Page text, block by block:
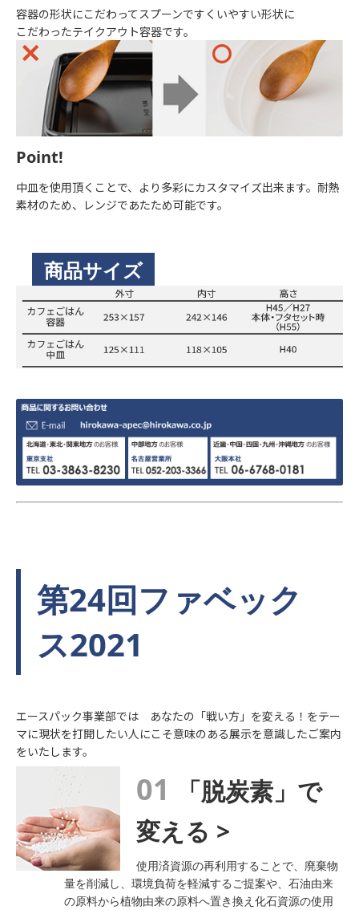
容器の形状にこだわってスプーンですくいやすい形状に
こだわったテイクアウト容器です。
Point!
中皿を使用頂くことで、より多彩にカスタマイズ出来ます。耐熱
素材のため、レンジであたため可能です。
商品サイズ
第24回ファベック
ス2021
エースパック事業部では あなたの「戦い方」を変える！をテー
マに現状を打開したい人にこそ意味のある展示を意識したご案内
をいたします。
01
「脱炭素」で
変える >
使用済資源の再利用することで、廃棄物
量を削減し、環境負荷を軽減するご提案や、石油由来
の原料から植物由来の原料へ置き換え化石資源の使用